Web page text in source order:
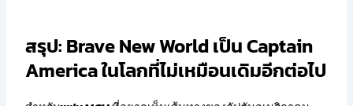
สรุป: Brave New World เป็น Captain
America ในโลกที่ไม่เหมือนเดิมอีกต่อไป